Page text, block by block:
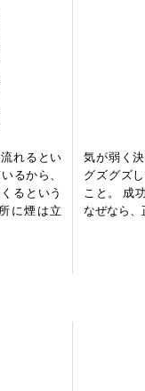
れるとい
るから、
るという
に煙は立
気が弱く
グズグズ
こと。 成
なぜなら、